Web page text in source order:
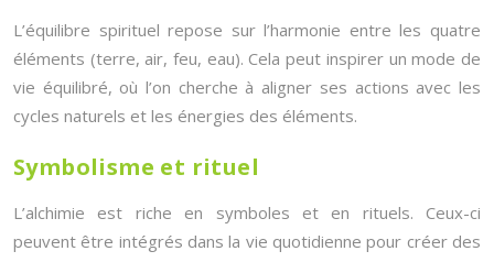
L’équilibre spirituel repose sur l’harmonie entre les quatre
éléments (terre, air, feu, eau). Cela peut inspirer un mode de
vie équilibré, où l’on cherche à aligner ses actions avec les
cycles naturels et les énergies des éléments.
Symbolisme et rituel
L’alchimie est riche en symboles et en rituels. Ceux-ci
peuvent être intégrés dans la vie quotidienne pour créer des